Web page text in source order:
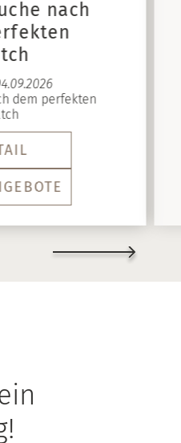
nach
dem perfekten